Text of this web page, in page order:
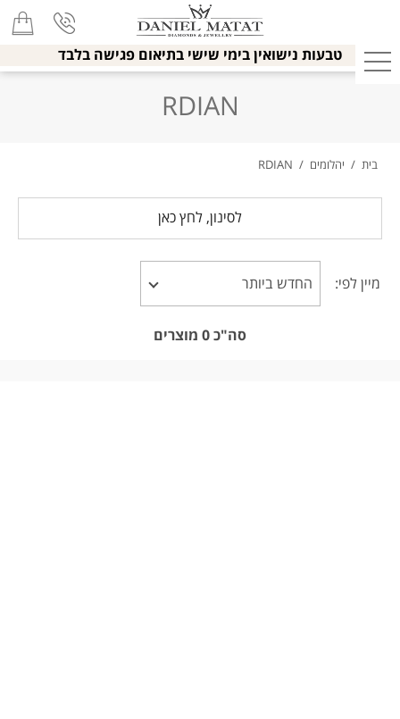
טבעות נישואין בימי שישי בתיאום פגישה בלבד
RDIAN
בית / יהלומים /
RDIAN
לסינון, לחץ כאן
מיין לפי:
סה"כ 0 מוצרים